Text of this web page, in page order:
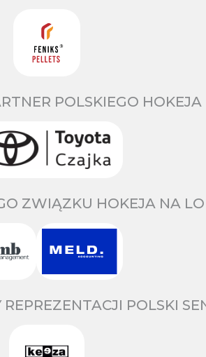
POLSKIEGO HOKEJA
ZWIĄZKU HOKEJA NA
POLSKI